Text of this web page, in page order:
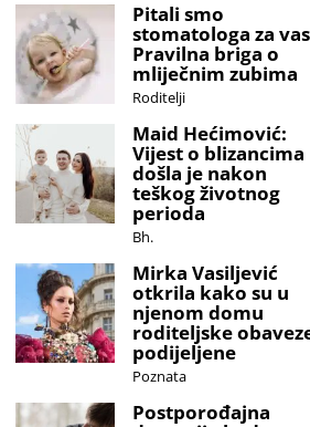
© 2020 -
Sva prava zadržana. Zabranjeno
Developed by Amar
IZAŠAO JE NOVI MAGAZIN!
Pitali smo
stomatologa za
Pravilna briga o
mliječnim zubima
Roditelji
Maid Hećimović:
Vijest o blizancima
došla je nakon
teškog životnog
perioda
Bh.
Mirka Vasiljević
otkrila kako su u
njenom domu
roditeljske
podijeljene
Poznata
Postporođajna